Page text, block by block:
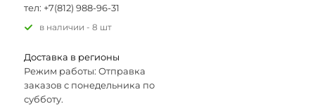
тел: +7(812) 988-96-31
В наличии - 8 шт
Доставка в регионы
Режим работы: Отправка
заказов с понедельника по
субботу.